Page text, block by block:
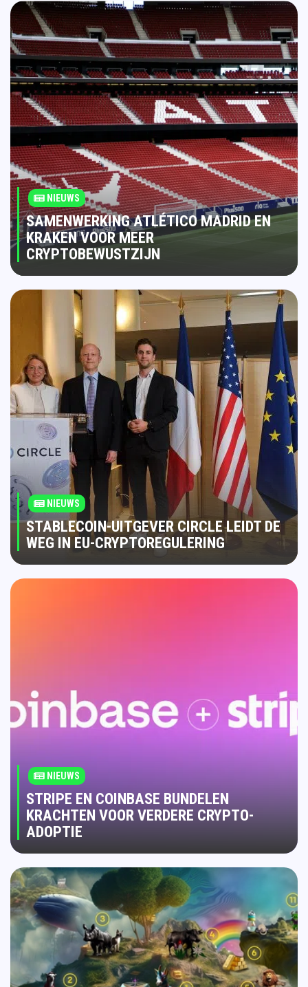
NIEUWS
SAMENWERKING ATLÉTICO MADRID EN
KRAKEN VOOR MEER
CRYPTOBEWUSTZIJN
NIEUWS
STABLECOIN-UITGEVER CIRCLE LEIDT DE
WEG IN EU-CRYPTOREGULERING
NIEUWS
STRIPE EN COINBASE BUNDELEN
KRACHTEN VOOR VERDERE CRYPTO-
ADOPTIE